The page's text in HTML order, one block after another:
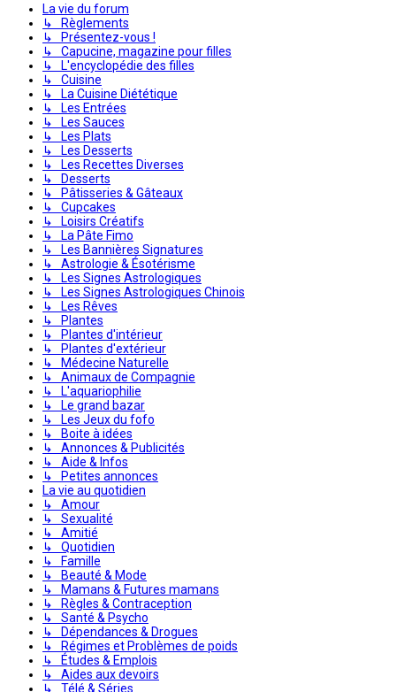
La vie du forum
↳ Règlements
↳ Présentez-vous !
↳ Capucine, magazine pour filles
↳ L'encyclopédie des filles
↳ Cuisine
↳ La Cuisine Diététique
↳ Les Entrées
↳ Les Sauces
↳ Les Plats
↳ Les Desserts
↳ Les Recettes Diverses
↳ Desserts
↳ Pâtisseries & Gâteaux
↳ Cupcakes
↳ Loisirs Créatifs
↳ La Pâte Fimo
↳ Les Bannières Signatures
↳ Astrologie & Ésotérisme
↳ Les Signes Astrologiques
↳ Les Signes Astrologiques Chinois
↳ Les Rêves
↳ Plantes
↳ Plantes d'intérieur
↳ Plantes d'extérieur
↳ Médecine Naturelle
↳ Animaux de Compagnie
↳ L'aquariophilie
↳ Le grand bazar
↳ Les Jeux du fofo
↳ Boite à idées
↳ Annonces & Publicités
↳ Aide & Infos
↳ Petites annonces
La vie au quotidien
↳ Amour
↳ Sexualité
↳ Amitié
↳ Quotidien
↳ Famille
↳ Beauté & Mode
↳ Mamans & Futures mamans
↳ Règles & Contraception
↳ Santé & Psycho
↳ Dépendances & Drogues
↳ Régimes et Problèmes de poids
↳ Études & Emplois
↳ Aides aux devoirs
↳ Télé & Séries